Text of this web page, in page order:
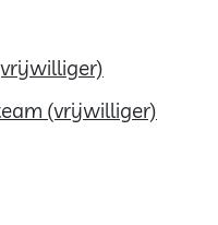
(vrijwilliger)